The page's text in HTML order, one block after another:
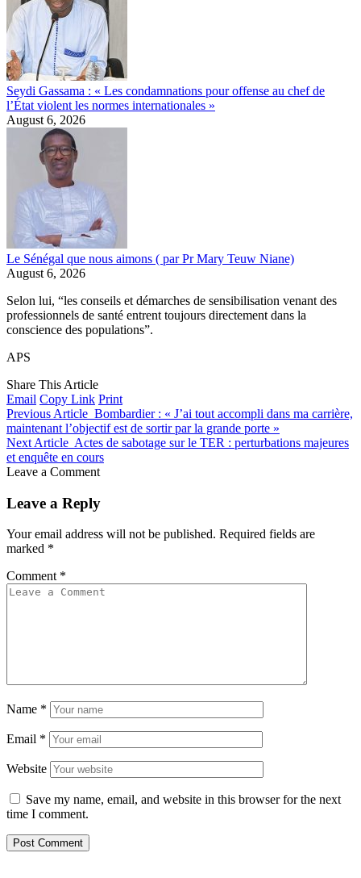
Seydi Gassama : « Les condamnations pour offense au chef de
l’État violent les normes internationales »
August 6, 2026
Le Sénégal que nous aimons ( par Pr Mary Teuw Niane)
August 6, 2026
Selon lui, “les conseils et démarches de sensibilisation venant des
professionnels de santé entrent toujours directement dans la
conscience des populations”.
APS
Share This Article
Email Copy Link Print
Previous Article Bombardier : « J’ai tout accompli dans ma carrière,
maintenant l’objectif est de sortir par la grande porte »
Next Article Actes de sabotage sur le TER : perturbations majeures
et enquête en cours
Leave a Comment
Leave a Reply
Your email address will not be published. Required fields are
marked *
Comment *
Name *
Email *
Website
Save my name, email, and website in this browser for the next
time I comment.